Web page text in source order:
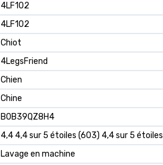
4LF102
4LF102
Chiot
4LegsFriend
Chien
Chine
B0B39QZ8H4
4,4 4,4 sur 5 étoiles (603) 4,4 sur 5 étoiles
Lavage en machine